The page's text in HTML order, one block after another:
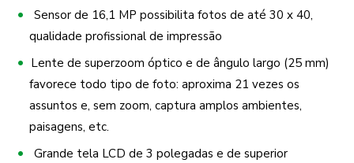
Sensor de 16,1 MP possibilita fotos de até 30 x 40,
qualidade profissional de impressão
Lente de superzoom óptico e de ângulo largo (25 mm)
favorece todo tipo de foto: aproxima 21 vezes os
assuntos e, sem zoom, captura amplos ambientes,
paisagens, etc.
Grande tela LCD de 3 polegadas e de superior